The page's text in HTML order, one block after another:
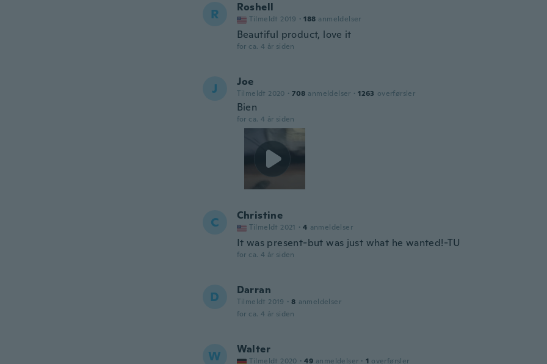
R Roshell
Tilmeldt 2019 · 188 anmeldelser
Beautiful product, love it
for ca. 4 år siden
J Joe
Tilmeldt 2020 · 708 anmeldelser · 1263 overførsler
Bien
for ca. 4 år siden
C Christine
Tilmeldt 2021 · 4 anmeldelser
It was present-but was just what he wanted!-TU
for ca. 4 år siden
D Darran
Tilmeldt 2019 · 8 anmeldelser
for ca. 4 år siden
W Walter
Tilmeldt 2020 · 49 anmeldelser · 1 overførsler